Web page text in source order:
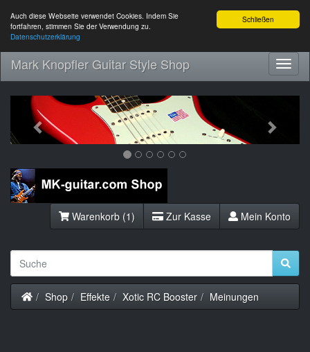
Schließen
Auch diese Webseite verwendet Cookies. Indem Sie
fortfahren, stimmen Sie der Verwendung zu.
Datenschutzerklärung
Mark Knopfler Guitar Style Shop
Previous
Warenkorb (1) Zur Kasse Mein Konto
Startseite
Shop Effekte Xotic RC Booster Meinungen